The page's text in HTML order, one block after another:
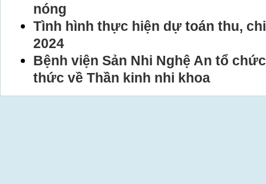
nóng
Tình hình thực hiện dự toán thu,
2024
Bệnh viện Sản Nhi Nghệ An tổ
thức về Thần kinh nhi khoa